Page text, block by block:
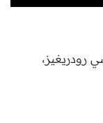
رودريغيز،